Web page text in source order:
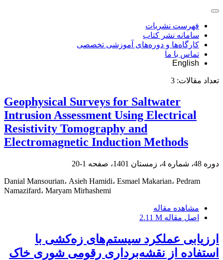
فهرست نشریات
سامانه نشر کتاب
کارگاه‌ها و دوره‌های آموزشی تخصصی
تماس با ما
English
تعداد مقالات: 3
Geophysical Surveys for Saltwater
Intrusion Assessment Using Electrical
Resistivity Tomography and
Electromagnetic Induction Methods
دوره 48، شماره 4، زمستان 1401، صفحه 1-20
Danial Mansourian، Asieh Hamidi، Esmael Makarian، Pedram
Namazifard، Maryam Mirhashemi
مشاهده مقاله
اصل مقاله 2.11 M
ارزیابی عملکرد سیستم‌های زه‌کشی با
استفاده از نقشه‌برداری رقومی شوری خاک